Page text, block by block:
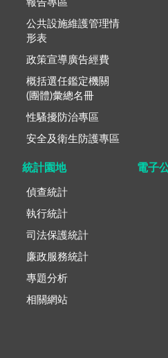
報告專區
公共設施維護管理情
形表
政策宣導廣告經費
概括選任鑑定機關
(團體)彙總名冊
性騷擾防治專區
安全及衛生防護專區
統計園地
偵查統計
執行統計
司法保護統計
廉政服務統計
專題分析
相關網站
電子